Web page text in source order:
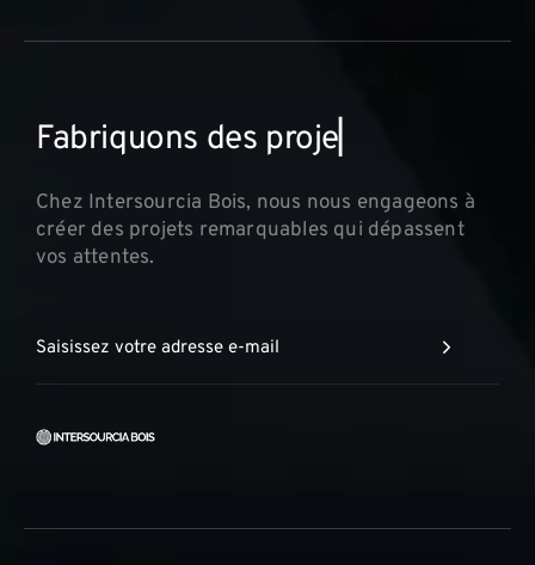
Fabriquons des proje
Chez Intersourcia Bois, nous nous engageons à
créer des projets remarquables qui dépassent
vos attentes.